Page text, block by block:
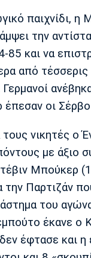
Κηφισιά
Ρεάλ
Μαδρίτης
Τσέλσι
παιχνίδι, η
την
85 και να
από τέσσερις
Γερμανοί
έπεσαν οι
τους νικητές ο
με άξιο
Μπούκερ
την Παρτιζάν
του
έκανε ο
έφτασε και η